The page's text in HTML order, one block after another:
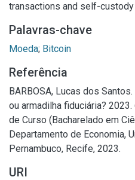
transactions and self-
Palavras-chave
Moeda; Bitcoin
Referência
BARBOSA, Lucas dos
ou armadilha fiduciária?
de Curso (Bacharelado em
Departamento de Economia,
Pernambuco, Recife, 2023.
URI